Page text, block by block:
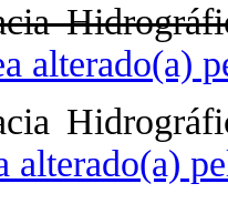
alterado(a)
alterado(a)